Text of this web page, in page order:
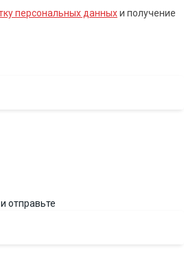
персональных данныхи получение
отправьте